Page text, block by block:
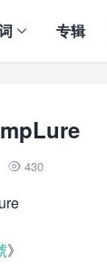
专辑
 430
》